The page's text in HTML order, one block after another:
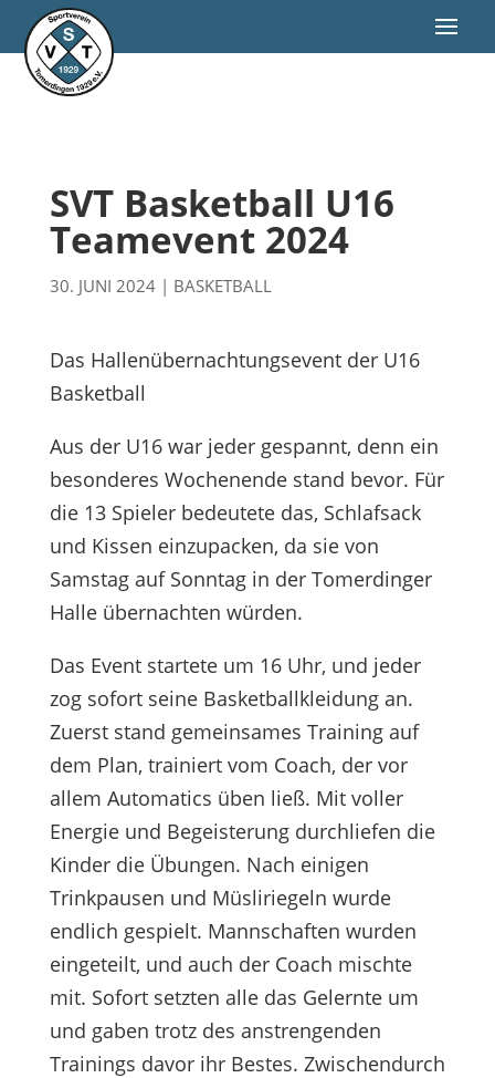
SVT Basketball U16
Teamevent 2024
30. JUNI 2024| BASKETBALL
Das Hallenübernachtungsevent der U16
Basketball
Aus der U16 war jeder gespannt, denn ein
besonderes Wochenende stand bevor. Für
die 13 Spieler bedeutete das, Schlafsack
und Kissen einzupacken, da sie von
Samstag auf Sonntag in der Tomerdinger
Halle übernachten würden.
Das Event startete um 16 Uhr, und jeder
zog sofort seine Basketballkleidung an.
Zuerst stand gemeinsames Training auf
dem Plan, trainiert vom Coach, der vor
allem Automatics üben ließ. Mit voller
Energie und Begeisterung durchliefen die
Kinder die Übungen. Nach einigen
Trinkpausen und Müsliriegeln wurde
endlich gespielt. Mannschaften wurden
eingeteilt, und auch der Coach mischte
mit. Sofort setzten alle das Gelernte um
und gaben trotz des anstrengenden
Trainings davor ihr Bestes. Zwischendurch